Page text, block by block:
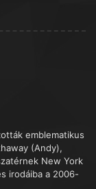
emblematikus
(Andy),
New York
irodáiba a 2006-